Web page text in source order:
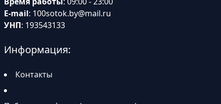
E-mail: 100sotok.by@mail.ru
УНП: 193543133
Информация:
Контакты